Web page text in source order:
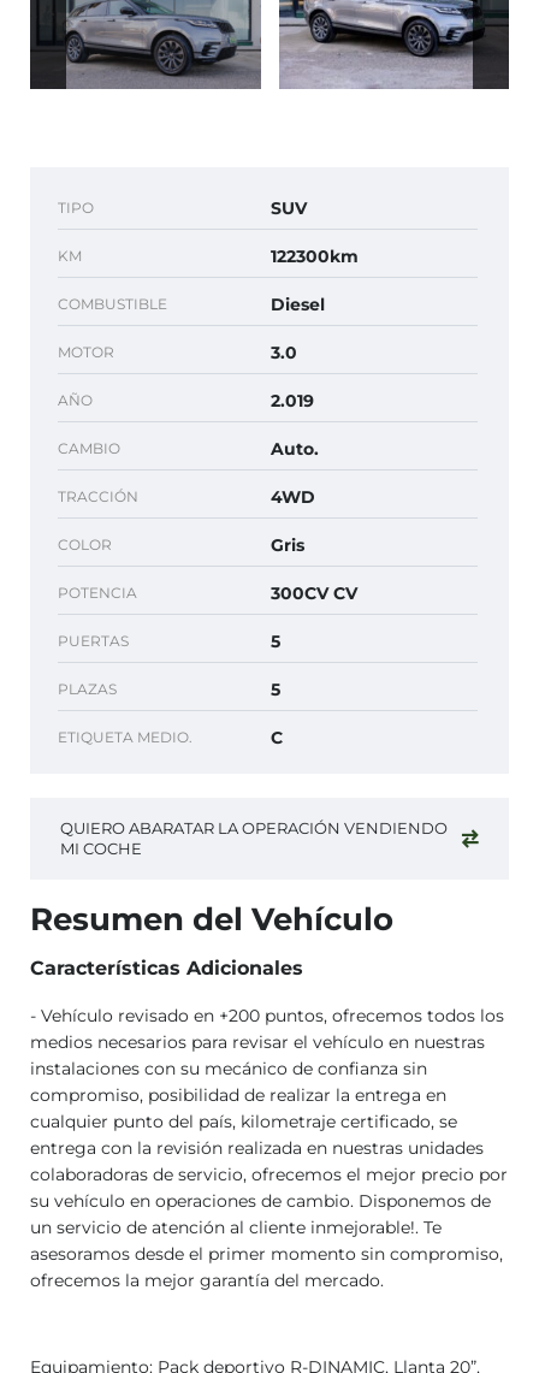
TIPO SUV
KM 122300km
COMBUSTIBLE Diesel
MOTOR 3.0
AÑO 2.019
CAMBIO Auto.
TRACCIÓN 4WD
COLOR Gris
POTENCIA 300CV CV
PUERTAS 5
PLAZAS 5
ETIQUETA MEDIO. C
QUIERO ABARATAR LA OPERACIÓN VENDIENDO
MI COCHE
Resumen del Vehículo
Características Adicionales
- Vehículo revisado en +200 puntos, ofrecemos todos los
medios necesarios para revisar el vehículo en nuestras
instalaciones con su mecánico de confianza sin
compromiso, posibilidad de realizar la entrega en
cualquier punto del país, kilometraje certificado, se
entrega con la revisión realizada en nuestras unidades
colaboradoras de servicio, ofrecemos el mejor precio por
su vehículo en operaciones de cambio. Disponemos de
un servicio de atención al cliente inmejorable!. Te
asesoramos desde el primer momento sin compromiso,
ofrecemos la mejor garantía del mercado.
Equipamiento: Pack deportivo R-DINAMIC, Llanta 20”,